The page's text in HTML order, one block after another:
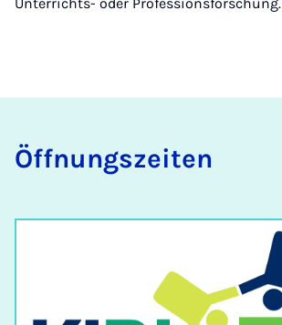
Öff­nungs­zei­ten